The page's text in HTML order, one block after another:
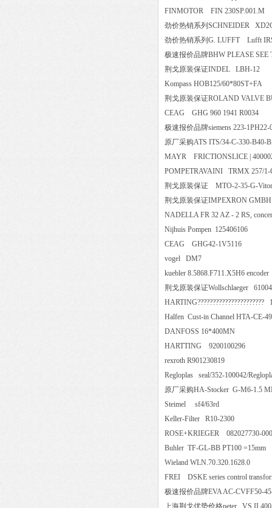
FINMOTOR FIN
劲价热销系列SCHNEIDER
劲价热销系列G. LUFFT Lufft
极速报价品牌BHW PLEASE
荆戈原装保证INDEL LBH-
Kompass HOB125/
荆戈原装保证ROLAND VALVE
CEAG GHG 960 1941
极速报价品牌siemens 223-
原厂采购ATS ITS/34-C-330-
MAYR FRICTIONSLICE |
POMPETRAVAINI TRMX
荆戈原装保证 MTO-2-35-G-
荆戈原装保证IMPEXRON
NADELLA FR 32 AZ - 2 RS,
Nijhuis Pompen 125406106
CEAG GHG42-1V5116
vogel DM7
kuebler 8.5868.F711.X5H6
荆戈原装保证Wollschlaeger
Halfen Cust-in Channel HTA-
DANFOSS 16*400MN
HARTTING 9200100296
rexroth R901230819
Regloplas seal/352-100042/
原厂采购HA-Stocker G-M6-
Steimel sf4/63rd
Keller-Filter R10-2300
ROSE+KRIEGER
Buhler TF-GL-BB PT100
Wieland WLN.70.320.1628.0
FREI DSKE series control
极速报价品牌EVA AC-
上海荆戈优势价格peter VS II